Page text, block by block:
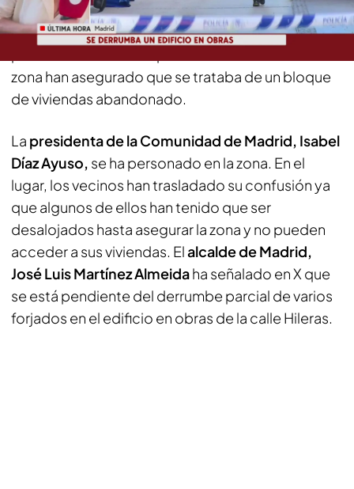
demasiado material acumulado
durante las obras
de rehabilitación del edificio. Al menos seis
zona han asegurado que se trataba de un bloque
de viviendas abandonado.
La presidenta de la Comunidad de Madrid, Isabel
Díaz Ayuso, se ha personado en la zona. En el
lugar, los vecinos han trasladado su confusión ya
que algunos de ellos han tenido que ser
desalojados hasta asegurar la zona y no pueden
acceder a sus viviendas. Elalcalde de Madrid,
José Luis Martínez Almeidaha señalado en X que
se está pendiente del derrumbe parcial de varios
forjados en el edificio en obras de la calle Hileras.